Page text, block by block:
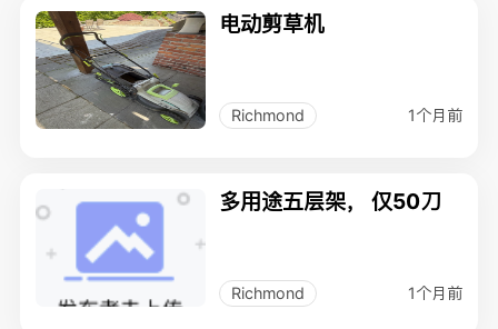
电动剪草机
Richmond 1个月前
多用途五层架， 仅50刀
Richmond 1个月前